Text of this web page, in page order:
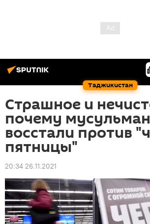
Таджикистан
Страшное и
почему
восстали против
пятницы"
20:34 26.11.2021